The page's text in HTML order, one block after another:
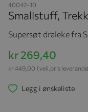
40042-10
Smallstuff,
Supersøt draleke fra
kr 269,40
(veil.pris
kr 449,00
Legg i ønskeliste